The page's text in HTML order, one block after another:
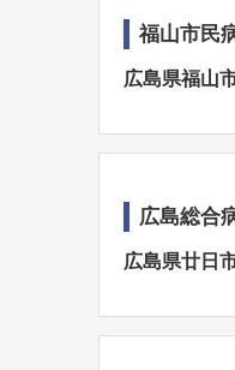
福山市民
広島県福山
広島総合
広島県廿日